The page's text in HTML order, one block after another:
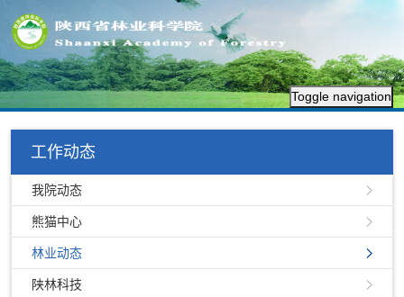
Toggle navigation
工作动态
我院动态
熊猫中心
林业动态
陕林科技